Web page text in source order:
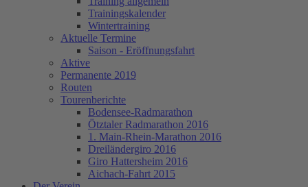
Trainingskalender
Wintertraining
Aktuelle Termine
Saison - Eröffnungsfahrt
Aktive
Permanente 2019
Routen
Tourenberichte
Bodensee-Radmarathon
Ötztaler Radmarathon 2016
1. Main-Rhein-Marathon 2016
Dreiländergiro 2016
Giro Hattersheim 2016
Aichach-Fahrt 2015